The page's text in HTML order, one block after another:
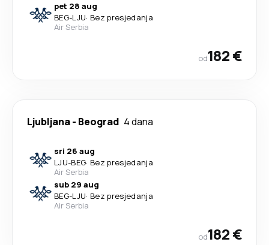
pet 28 aug
BEG-LJU· Bez presjedanja
Air Serbia
od182 €
Ljubljana- Beograd 4 dana
sri 26 aug
LJU-BEG· Bez presjedanja
Air Serbia
sub 29 aug
BEG-LJU· Bez presjedanja
Air Serbia
od182 €